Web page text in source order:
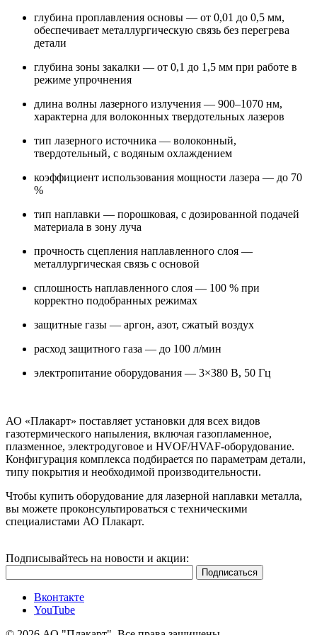
глубина проплавления основы — от 0,01 до 0,5 мм,
обеспечивает металлургическую связь без перегрева
детали
глубина зоны закалки — от 0,1 до 1,5 мм при работе в
режиме упрочнения
длина волны лазерного излучения — 900–1070 нм,
характерна для волоконных твердотельных лазеров
тип лазерного источника — волоконный,
твердотельный, с водяным охлаждением
коэффициент использования мощности лазера — до 70
%
тип наплавки — порошковая, с дозированной подачей
материала в зону луча
прочность сцепления наплавленного слоя —
металлургическая связь с основой
сплошность наплавленного слоя — 100 % при
корректно подобранных режимах
защитные газы — аргон, азот, сжатый воздух
расход защитного газа — до 100 л/мин
электропитание оборудования — 3×380 В, 50 Гц
АО «Плакарт» поставляет установки для всех видов
газотермического напыления, включая газопламенное,
плазменное, электродуговое и HVOF/HVAF-оборудование.
Конфигурация комплекса подбирается по параметрам детали,
типу покрытия и необходимой производительности.
Чтобы купить оборудование для лазерной наплавки металла,
вы можете проконсультироваться с техническими
специалистами АО Плакарт.
Подписывайтесь на новости и акции:
Вконтакте
YouTube